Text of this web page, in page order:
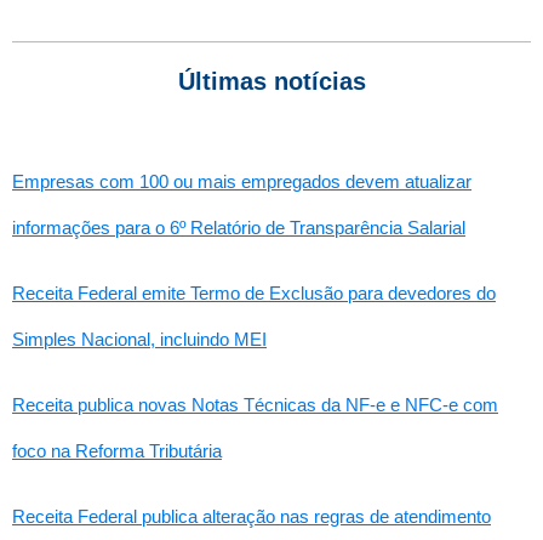
Últimas notícias
Empresas com 100 ou mais empregados devem atualizar
informações para o 6º Relatório de Transparência Salarial
Receita Federal emite Termo de Exclusão para devedores do
Simples Nacional, incluindo MEI
Receita publica novas Notas Técnicas da NF-e e NFC-e com
foco na Reforma Tributária
Receita Federal publica alteração nas regras de atendimento